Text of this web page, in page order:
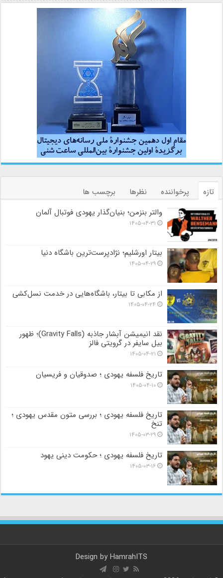
تازه پرخواننده نظرها
برچسب ها
والتر بنزمن؛ بنیان‌گذار یهودی فوتبال آلمان
۱۴۰۵-۰۴-۳۱
بیتار اورشلیم؛ نژادپرست‌ترین باشگاه دنیا
۱۴۰۵-۰۴-۲۹
از مکابی تا بیتار، باشگاه‌هایی در خدمت نسل‌کشی
۱۴۰۵-۰۴-۲۴
نقد انیمیشن آبشار جاذبه (Gravity Falls)؛ ظهور
بیل سایفر در گرویتی فالز
۱۴۰۵-۰۴-۲۱
تاریخ فلسفه یهودی ؛ صدوقیان و فریسیان
۱۴۰۵-۰۴-۱۰
تاریخ فلسفه یهودی ؛ بررسی متون مقدس یهودی ؛
تنخ
۱۴۰۵-۰۳-۲۹
تاریخ فلسفه یهودی ؛ حکومت دینی یهود
۱۴۰۵-۰۳-۱۶
Design by HamrahITS